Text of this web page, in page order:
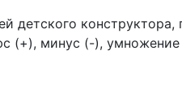
детского
(+), минус (-), умножение